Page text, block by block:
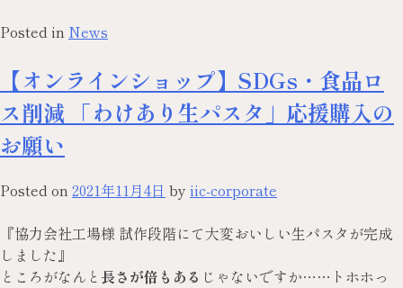
Posted in News
【オンラインショップ】SDGs・食品ロ
ス削減 「わけあり生パスタ」応援購入の
お願い
Posted on 2021年11月4日 by iic-corporate
『協力会社工場様 試作段階にて大変おいしい生パスタが完成
しました』
ところがなんと 長さが倍もある じゃないですか……トホホっ